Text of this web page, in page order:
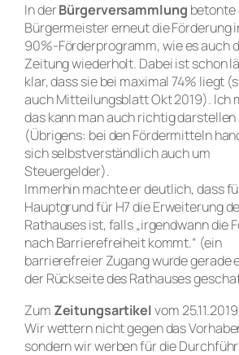
In derBürgerversammlung betonte
Bürgermeister erneut die Förderung
90%-Förderprogramm, wie es auch
Zeitung wiederholt. Dabei ist schon
klar, dass sie bei maximal 74% liegt
auch Mitteilungsblatt Okt 2019). Ich
das kann man auch richtig darstellen
(Übrigens: bei den Fördermitteln
sich selbstverständlich auch um
Steuergelder).
Immerhin machte er deutlich, dass
Hauptgrund für H7 die Erweiterung
Rathauses ist, falls „irgendwann die
nach Barrierefreiheit kommt.“ (ein
barrierefreier Zugang wurde gerade
der Rückseite des Rathauses
Zum Zeitungsartikelvom 25.11.2019
Wir wettern nicht gegen das
sondern wir werben für die